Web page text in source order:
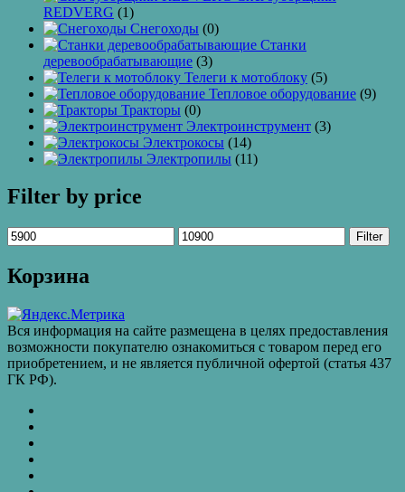
REDVERG (1)
Снегоходы (0)
Станки
деревообрабатывающие (3)
Телеги к мотоблоку (5)
Тепловое оборудование (9)
Тракторы (0)
Электроинструмент (3)
Электрокосы (14)
Электропилы (11)
Filter by price
Filter
Корзина
Вся информация на сайте размещена в целях предоставления
возможности покупателю ознакомиться с товаром перед его
приобретением, и не является публичной офертой (статья 437
ГК РФ).